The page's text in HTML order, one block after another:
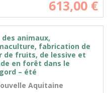
613,00 €
des animaux,
fabrication de
de fruits, de lessive et
en forêt dans le
– été
Aquitaine